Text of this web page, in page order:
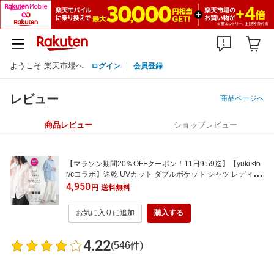
ようこそ 楽天市場へ ログイン 会員登録
レビュー 商品ページへ
商品レビュー ショップレビュー
【マラソン期間20％OFFクーポン！11日9:59迄】【yuki×fo
r/cコラボ】速乾 UVカット ダブルポケット シャツ レディー
ス シワになりにくい リサイクルポリエステル サスティナブ
ル 春 夏 秋 M Lサイズ 洗濯可 for/c フォーシー ドキ子 コラボ
楽天room【メール便可】
4,950円 送料無料
お気に入りに追加 購入する
4.22(546件)